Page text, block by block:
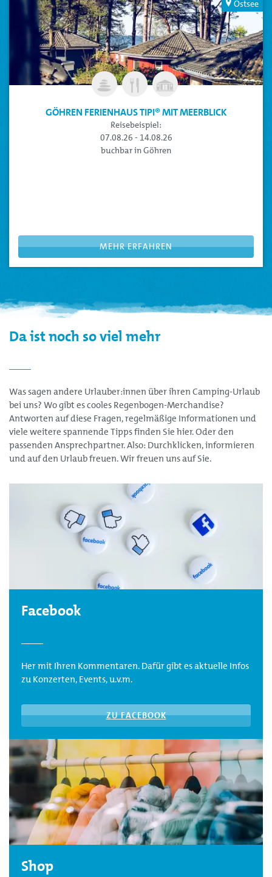
Ostsee
GÖHREN FERIENHAUS TIPI® MIT MEERBLICK
Reisebeispiel:
07.08.26 - 14.08.26
buchbar in Göhren
Beispielreisezeitraum, Sie können Ihre Reisedaten flexibel
MEHR ERFAHREN
Da ist noch so viel mehr
Was sagen andere Urlauber:innen über ihren Camping-Urlaub
bei uns? Wo gibt es cooles Regenbogen-Merchandise?
Antworten auf diese Fragen, regelmäßige Informationen und
viele weitere spannende Tipps finden Sie hier. Oder den
passenden Ansprechpartner. Also: Durchklicken, informieren
und auf den Urlaub freuen. Wir freuen uns auf Sie.
Facebook
Her mit Ihren Kommentaren. Dafür gibt es aktuelle Infos
zu Konzerten, Events, u.v.m.
ZU FACEBOOK
Shop